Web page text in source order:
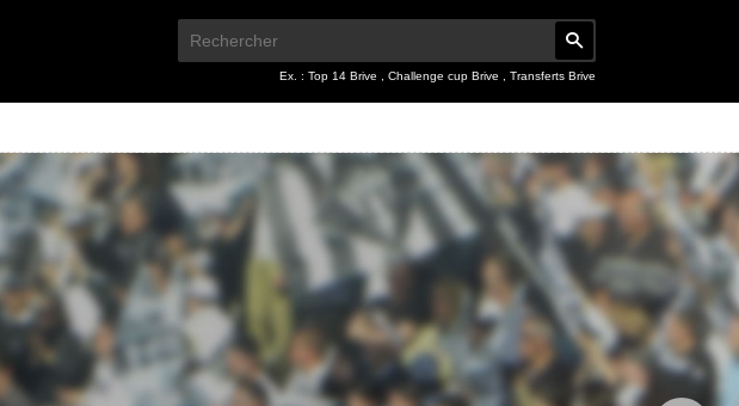
Ex. : Top 14 Brive Challenge cup Brive Transferts Brive